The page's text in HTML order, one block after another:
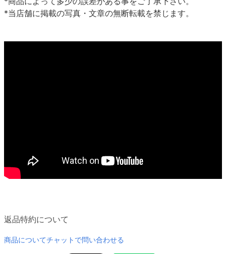
*当店舗に掲載の写真・文章の無断転載を禁じます。
返品特約について
商品についてチャットで問い合わせる